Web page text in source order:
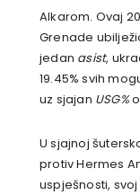
Alkarom. Ovaj
Grenade
jedan asist,
19.45% svih
uz sjajan USG%
U sjajnoj
protiv Hermes
uspješnosti,